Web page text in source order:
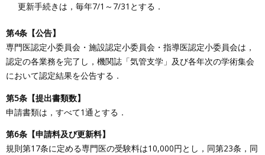
更新手続きは，毎年7/1～7/31とする．
第4条【公告】
専門医認定小委員会・施設認定小委員会・指導医認定小委員会は，
認定の各業務を完了し，機関誌「気管支学」及び各年次の学術集会
において認定結果を公告する．
第5条【提出書類数】
申請書類は，すべて1通とする．
第6条【申請料及び更新料】
規則第17条に定める専門医の受験料は10,000円とし，同第23条，同